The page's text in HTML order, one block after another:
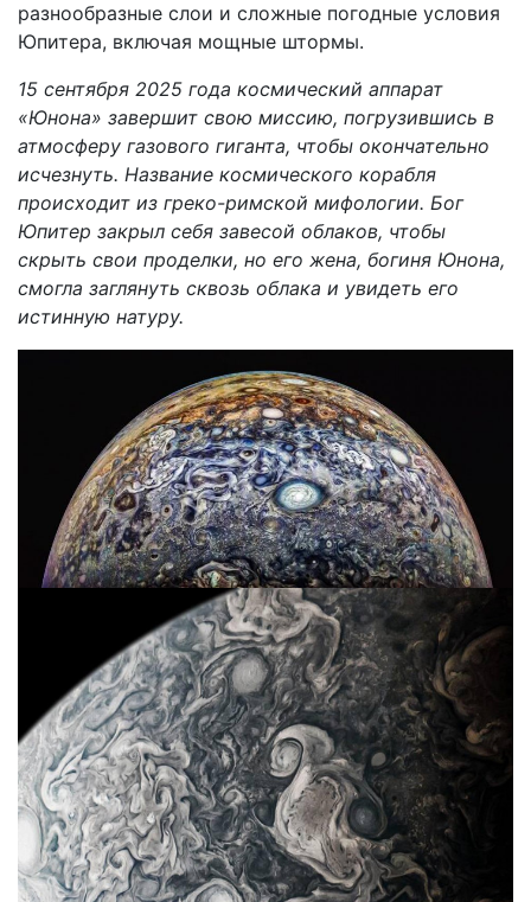
разнообразные слои и сложные погодные условия
Юпитера, включая мощные штормы.
15 сентября 2025 года космический аппарат
«Юнона» завершит свою миссию, погрузившись в
атмосферу газового гиганта, чтобы окончательно
исчезнуть. Название космического корабля
происходит из греко-римской мифологии. Бог
Юпитер закрыл себя завесой облаков, чтобы
скрыть свои проделки, но его жена, богиня Юнона,
смогла заглянуть сквозь облака и увидеть его
истинную натуру.